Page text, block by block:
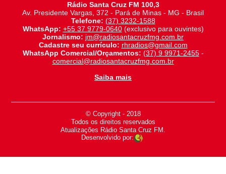
Rádio Santa Cruz FM 100,3
Av. Presidente Vargas, 372 - Pará de Minas - MG - Brasil
Telefone: (37) 3232-1588
WhatsApp: +55 37 9779-0640(exclusivo para ouvintes)
Jornalismo: jm@radiosantacruzfmg.com.br
Cadastre seu currículo: rhradios@gmail.com
WhatsApp Comercial/Orçamentos: (37) 9 9971-2455-
comercial@radiosantacruzfmg.com.br
Saiba mais
© Copyright - 2018
-
Todos os direitos reservados
-
Atualizações Rádio Santa Cruz FM.
Desenvolvido por: